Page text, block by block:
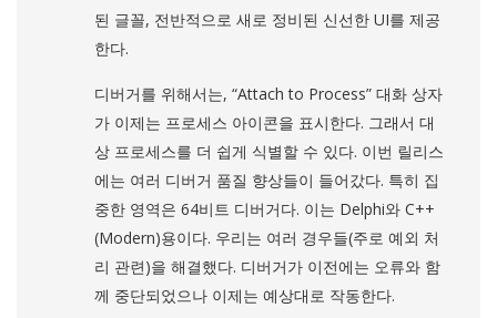
된 글꼴, 전반적으로 새로 정비된 신선한 UI를 제공
한다.
디버거를 위해서는, “Attach to Process” 대화 상자
가 이제는 프로세스 아이콘을 표시한다. 그래서 대
상 프로세스를 더 쉽게 식별할 수 있다. 이번 릴리스
에는 여러 디버거 품질 향상들이 들어갔다. 특히 집
중한 영역은 64비트 디버거다. 이는 Delphi와 C++
(Modern)용이다. 우리는 여러 경우들(주로 예외 처
리 관련)을 해결했다. 디버거가 이전에는 오류와 함
께 중단되었으나 이제는 예상대로 작동한다.